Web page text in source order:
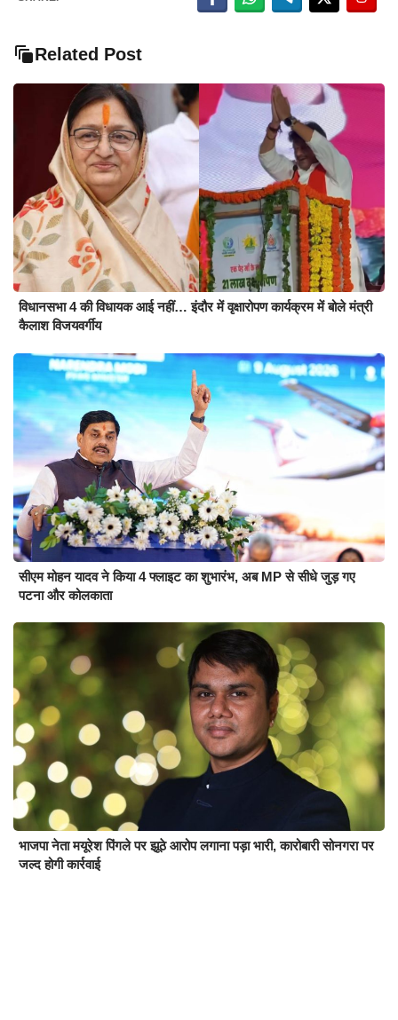
Related Post
विधानसभा 4 की विधायक आई नहीं… इंदौर में वृक्षारोपण कार्यक्रम में बोले मंत्री
कैलाश विजयवर्गीय
सीएम मोहन यादव ने किया 4 फ्लाइट का शुभारंभ, अब MP से सीधे जुड़ गए
पटना और कोलकाता
भाजपा नेता मयूरेश पिंगले पर झूठे आरोप लगाना पड़ा भारी, कारोबारी सोनगरा पर
जल्द होगी कार्रवाई